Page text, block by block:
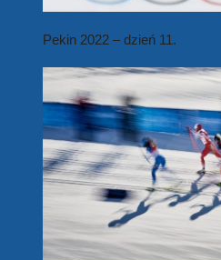
Pekin 2022 – dzień 11.